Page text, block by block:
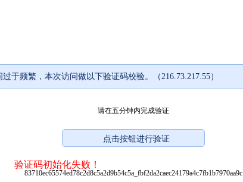
过于频繁，本次访问做以下验证码校验。（216.73.217.55）
请在五分钟内完成验证
验证码初始化失败！
83710ec65574ed78c2d8c5a2d9b54c5a_fbf2da2caec24179a4c7fb1b7970aa9c